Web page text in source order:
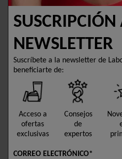
SUSCRIPCIÓN
NEWSLETTER
Suscríbete a la newsletter de
beneficiarte de:
Acceso a
ofertas
exclusivas
Consejos
de
expertos
CORREO ELECTRÓNICO*